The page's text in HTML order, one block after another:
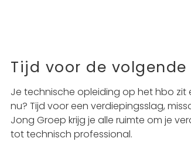
Tijd voor de
Je technische opleiding op het hbo zit
nu? Tijd voor een verdiepingsslag,
Jong Groep krijg je alle ruimte om je
tot technisch professional.